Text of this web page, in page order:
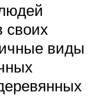
своих
виды